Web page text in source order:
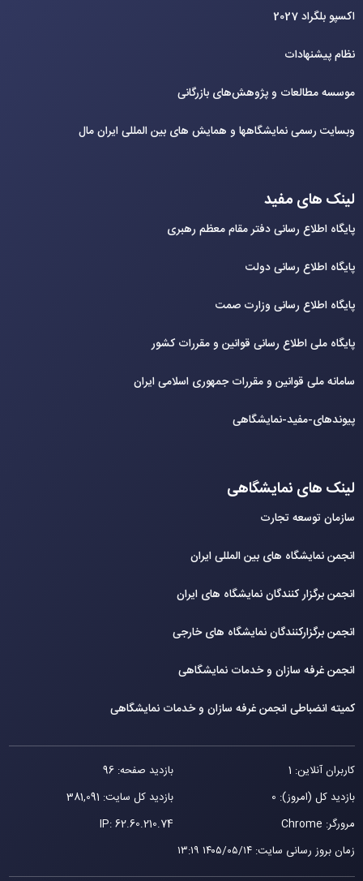
اکسپو بلگراد 2027
نظام پیشنهادات
موسسه مطالعات و پژوهش‌های بازرگانی
وبسایت رسمی نمایشگاهها و همایش های بین‌ المللی ایران مال
لینک های مفید
پایگاه اطلاع رسانی دفتر مقام معظم رهبری
پایگاه اطلاع رسانی دولت
پایگاه اطلاع رسانی وزارت صمت
پایگاه ملی اطلاع رسانی قوانین و مقررات کشور
سامانه ملی قوانین و مقررات جمهوری اسلامی ایران
پیوندهای-مفید-نمایشگاهی
لینک های نمایشگاهی
سازمان توسعه تجارت
انجمن نمایشگاه های بین المللی ایران
انجمن برگزار کنندگان نمایشگاه های ایران
انجمن برگزارکنندگان نمایشگاه های خارجی
انجمن غرفه سازان و خدمات نمایشگاهی
کمیته انضباطی انجمن غرفه سازان و خدمات نمایشگاهی
کاربران آنلاین: 1
بازدید صفحه: 96
بازدید کل (امروز): 0
بازدید کل سایت: 381,091
مرورگر: Chrome
IP:62.60.210.74
زمان بروز رسانی سایت:۱۴۰۵/۰۵/۱۴ ۱۳:۱۹